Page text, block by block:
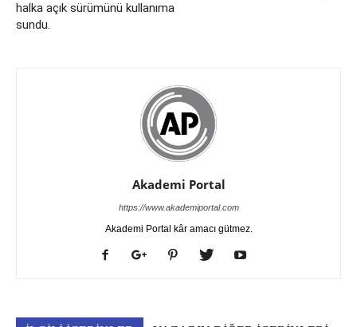
halka açık sürümünü kullanıma
sundu.
Akademi Portal
https://www.akademiportal.com
Akademi Portal kâr amacı gütmez.